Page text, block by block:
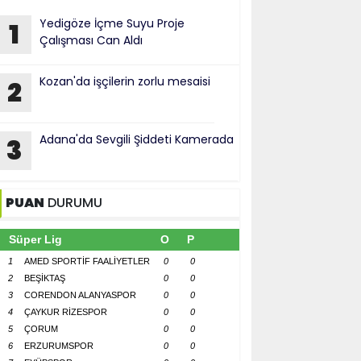
1
Yedigöze İçme Suyu Proje
Çalışması Can Aldı
2 Kozan'da işçilerin zorlu mesaisi
3 Adana'da Sevgili Şiddeti Kamerada
PUAN DURUMU
Süper Lig O P
1 AMED SPORTİF FAALİYETLER 0
0
2
BEŞİKTAŞ 0
0
3
CORENDON ALANYASPOR 0
0
4
ÇAYKUR RİZESPOR 0
0
5
ÇORUM 0
0
6
ERZURUMSPOR 0
0